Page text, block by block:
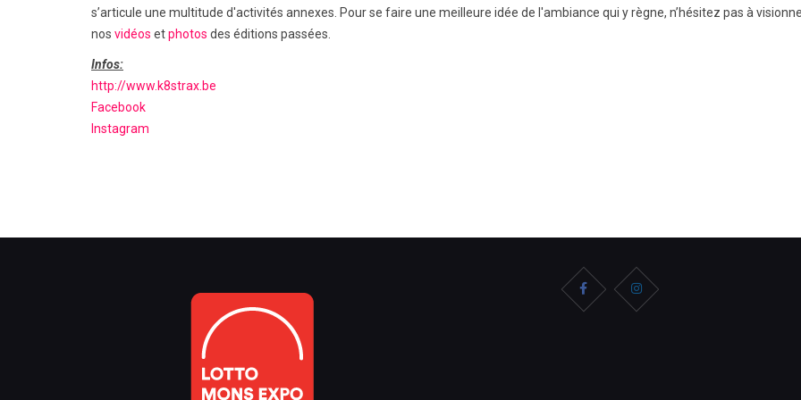
s’articule une multitude d'activités annexes. Pour se faire une meilleure idée de l'ambiance qui y règne, n’hésitez pas à
nos vidéos etphotos des éditions passées.
Infos:
http://www.k8strax.be
Facebook
Instagram